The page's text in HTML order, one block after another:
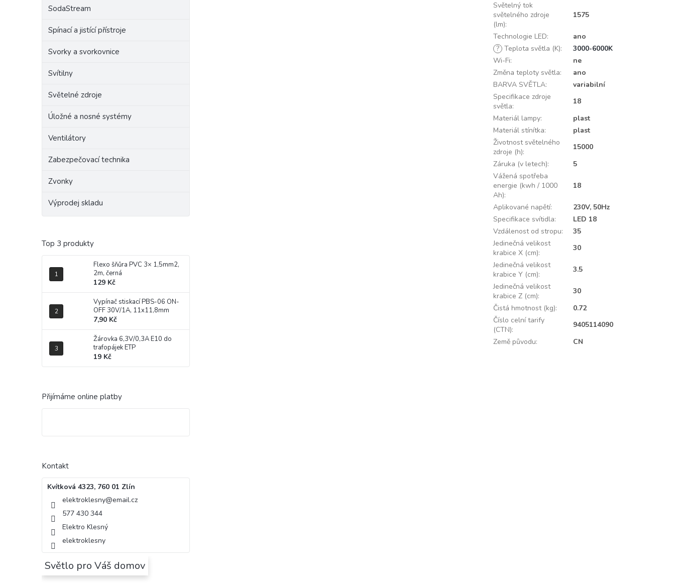
SodaStream
Spínací a jistící přístroje
Svorky a svorkovnice
Svítilny
Světelné zdroje
Úložné a nosné systémy
Ventilátory
Zabezpečovací technika
Zvonky
Výprodej skladu
Top 3 produkty
Flexo šňůra PVC 3× 1,5mm2,
2m, černá
129 Kč
Vypínač stiskací PBS-06 ON-
OFF 30V/1A, 11x11,8mm
7,90 Kč
Žárovka 6,3V/0,3A E10 do
trafopájek ETP
19 Kč
Přijímáme online platby
Kontakt
Kvítková 4323, 760 01 Zlín
elektroklesny@email.cz
577 430 344
Elektro Klesný
elektroklesny
Světlo pro Váš domov
Světelný tok
světelného zdroje
(lm):
1575
Technologie LED:
ano
? Teplota světla (K):
3000-6000K
Wi-Fi:
ne
Změna teploty světla:
ano
BARVA SVĚTLA:
variabilní
Specifikace zdroje
světla:
18
Materiál lampy:
plast
Materiál stínítka:
plast
Životnost světelného
zdroje (h):
15000
Záruka (v letech):
5
Vážená spotřeba
energie (kwh / 1000
Ah):
18
Aplikované napětí:
230V, 50Hz
Specifikace svítidla:
LED 18
Vzdálenost od stropu:
35
Jedinečná velikost
krabice X (cm):
30
Jedinečná velikost
krabice Y (cm):
3.5
Jedinečná velikost
krabice Z (cm):
30
Čistá hmotnost (kg):
0.72
Číslo celní tarify
(CTN):
9405114090
Země původu: CN